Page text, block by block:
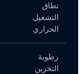
نطاق
التشغيل
الحراري
رطوبة
التخزين